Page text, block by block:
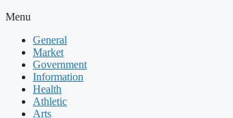
Menu
General
Market
Government
Information
Health
Athletic
Arts